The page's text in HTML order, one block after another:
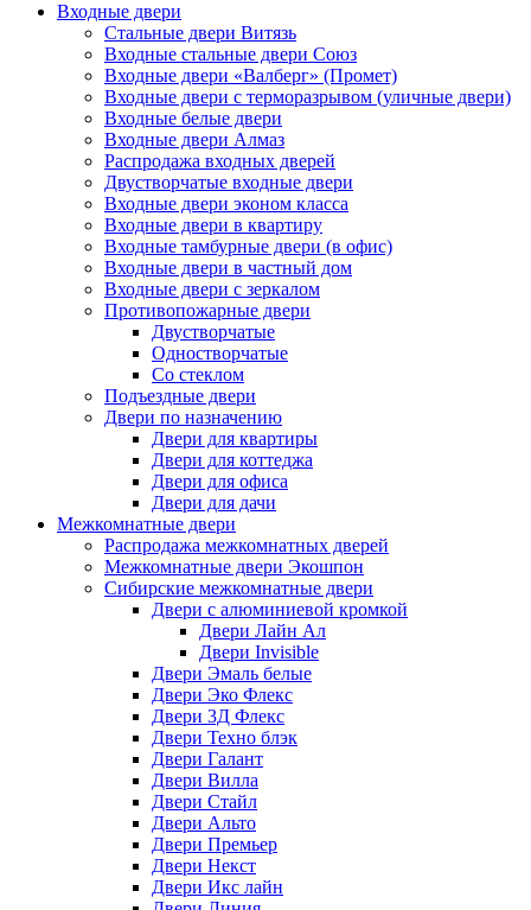
Входные двери
Стальные двери Витязь
Входные стальные двери Союз
Входные двери «Валберг» (Промет)
Входные двери с терморазрывом (уличные двери)
Входные белые двери
Входные двери Алмаз
Распродажа входных дверей
Двустворчатые входные двери
Входные двери эконом класса
Входные двери в квартиру
Входные тамбурные двери (в офис)
Входные двери в частный дом
Входные двери с зеркалом
Противопожарные двери
Двустворчатые
Одностворчатые
Со стеклом
Подъездные двери
Двери по назначению
Двери для квартиры
Двери для коттеджа
Двери для офиса
Двери для дачи
Межкомнатные двери
Распродажа межкомнатных дверей
Межкомнатные двери Экошпон
Сибирские межкомнатные двери
Двери с алюминиевой кромкой
Двери Лайн Ал
Двери Invisible
Двери Эмаль белые
Двери Эко Флекс
Двери 3Д Флекс
Двери Техно блэк
Двери Галант
Двери Вилла
Двери Стайл
Двери Альто
Двери Премьер
Двери Некст
Двери Икс лайн